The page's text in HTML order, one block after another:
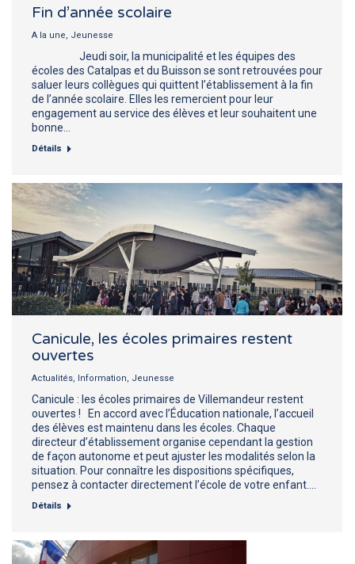
Fin d’année scolaire
A la une, Jeunesse
Jeudi soir, la municipalité et les équipes des
écoles des Catalpas et du Buisson se sont retrouvées pour
saluer leurs collègues qui quittent l’établissement à la fin
de l’année scolaire. Elles les remercient pour leur
engagement au service des élèves et leur souhaitent une
bonne…
Détails
Canicule, les écoles primaires restent
ouvertes
Actualités, Information, Jeunesse
Canicule : les écoles primaires de Villemandeur restent
ouvertes ! En accord avec l’Éducation nationale, l’accueil
des élèves est maintenu dans les écoles. Chaque
directeur d’établissement organise cependant la gestion
de façon autonome et peut ajuster les modalités selon la
situation. Pour connaître les dispositions spécifiques,
pensez à contacter directement l’école de votre enfant.…
Détails